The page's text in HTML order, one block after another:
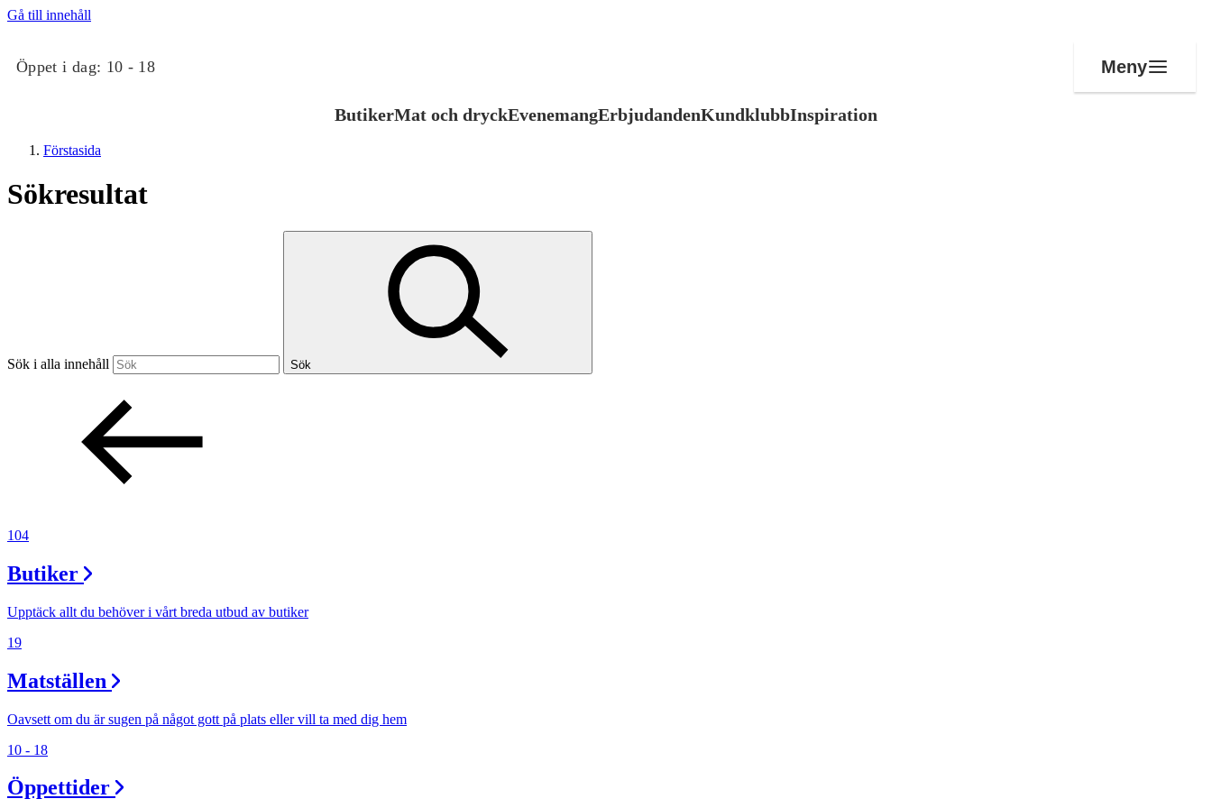
Gå till innehåll
Öppet i dag: 10 - 18 Meny
ButikerMat och dryckEvenemangErbjudandenKundklubbInspiration
Mat och dryck
Evenemang
Erbjudanden
Inspiration
Praktisk information
Förstasida
Sökresultat
Sök i alla innehåll Sök
104
Butiker
Upptäck allt du behöver i vårt breda utbud av butiker
19
Matställen
Oavsett om du är sugen på något gott på plats eller vill ta med dig hem
10 - 18
Öppettider